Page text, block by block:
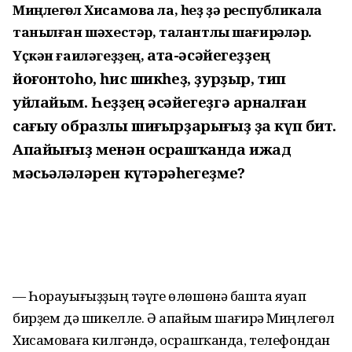
Миңлегөл Хисамова ла, һеҙ ҙә республикала
танылған шәхестәр, талантлы шағирәләр.
Үҫкән ғаиләгеҙҙең, ата-әсәйегеҙҙең
йоғонтоһо, һис шикһеҙ, ҙурҙыр, тип
уйлайым. Һеҙҙең әсәйегеҙгә арналған
сағыу образлы шиғырҙарығыҙ ҙа күп бит.
Апайығыҙ менән осрашҡанда ижад
мәсьәләләрен күтәрәһегеҙме?
— Һорауығыҙҙың тәүге өлөшөнә башта яуап
бирҙем дә шикелле. Ә апайым шағирә Миңлегөл
Хисамоваға килгәндә, осрашҡанда, телефондан